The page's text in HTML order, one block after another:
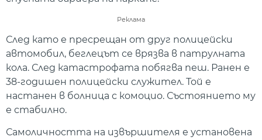
Реклама
След като е пресрещан от друг полицейски
автомобил, беглецът се врязва в патрулната
кола. След катастрофата побягва пеш. Ранен е
38-годишен полицейски служител. Той е
настанен в болница с комоцио. Състоянието му
е стабилно.
Самоличността на извършителя е установена